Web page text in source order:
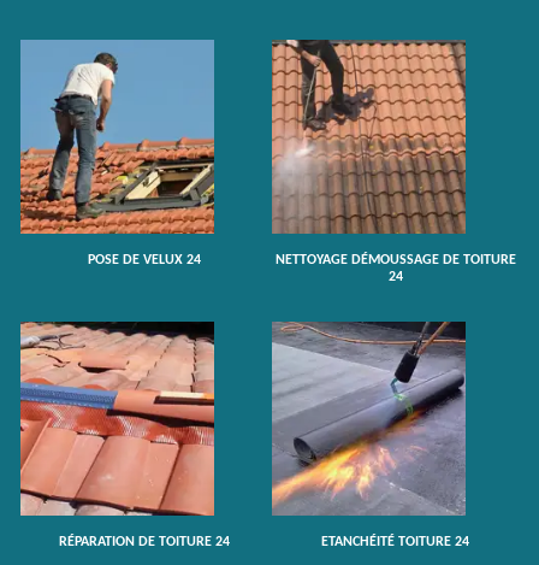
POSE DE VELUX 24
NETTOYAGE DÉMOUSSAGE DE TOITURE
24
RÉPARATION DE TOITURE 24 ETANCHÉITÉ TOITURE 24